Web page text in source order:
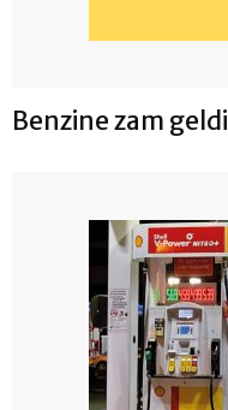
Benzine zam geldi